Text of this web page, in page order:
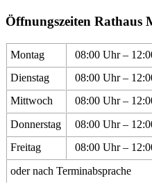
Öffnungszeiten Rathaus
Montag 08:00 Uhr –
Dienstag
08:00 Uhr –
Mittwoch
08:00 Uhr –
Donnerstag
08:00 Uhr –
Freitag
08:00 Uhr –
oder nach Terminabsprache